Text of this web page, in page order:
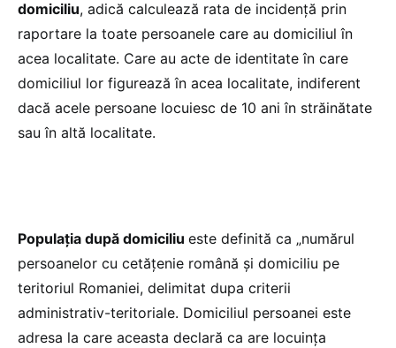
domiciliu, adică calculează rata de incidență prin
raportare la toate persoanele care au domiciliul în
acea localitate. Care au acte de identitate în care
domiciliul lor figurează în acea localitate, indiferent
dacă acele persoane locuiesc de 10 ani în străinătate
sau în altă localitate.
Populația după domiciliu este definită ca „numărul
persoanelor cu cetățenie română și domiciliu pe
teritoriul Romaniei, delimitat dupa criterii
administrativ-teritoriale. Domiciliul persoanei este
adresa la care aceasta declară ca are locuința